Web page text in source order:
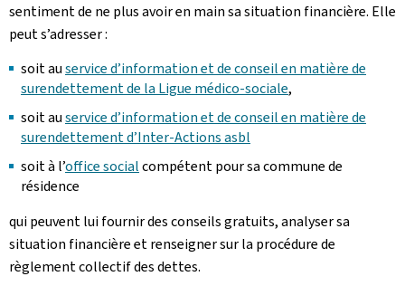
sentiment de ne plus avoir en main sa situation financière. Elle
peut s’adresser :
soit auservice d’information et de conseil en matière de
surendettement de la Ligue médico-sociale,
soit auservice d’information et de conseil en matière de
surendettement d’Inter-Actions asbl
soit à l’office socialcompétent pour sa commune de
résidence
qui peuvent lui fournir des conseils gratuits, analyser sa
situation financière et renseigner sur la procédure de
règlement collectif des dettes.